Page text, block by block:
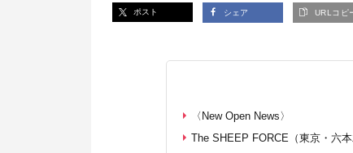
ポスト シェア URLコピ
〈New Open News〉
The SHEEP FORCE（東京・六本